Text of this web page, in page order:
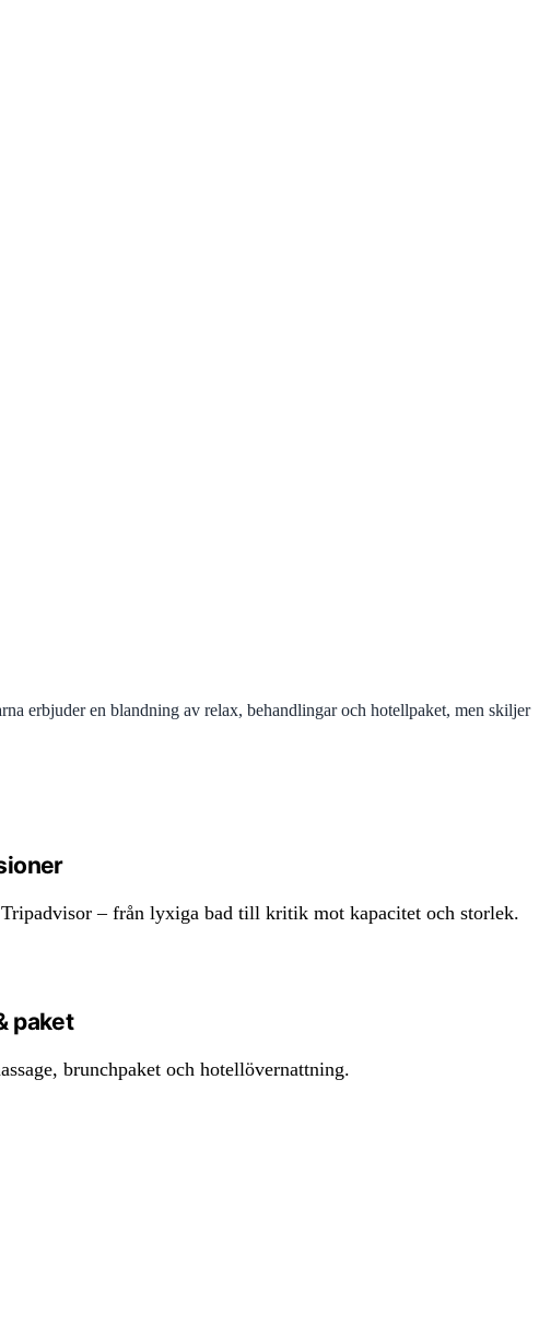
erbjuder en blandning av relax, behandlingar och hotellpaket, men skiljer
Tripadvisor – från lyxiga bad till kritik mot kapacitet och storlek.
paket
brunchpaket och hotellövernattning.